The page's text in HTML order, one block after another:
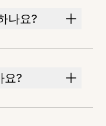
나요?
요?